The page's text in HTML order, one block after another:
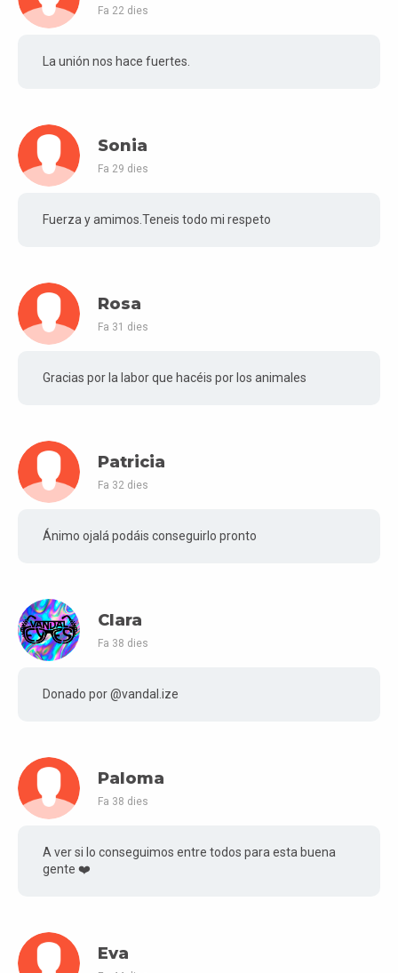
Fa 22 dies
La unión nos hace fuertes.
Sonia
Fa 29 dies
Fuerza y amimos.Teneis todo mi respeto
Rosa
Fa 31 dies
Gracias por la labor que hacéis por los animales
Patricia
Fa 32 dies
Ánimo ojalá podáis conseguirlo pronto
Clara
Fa 38 dies
Donado por @vandal.ize
Paloma
Fa 38 dies
A ver si lo conseguimos entre todos para esta buena
gente ❤️
Eva